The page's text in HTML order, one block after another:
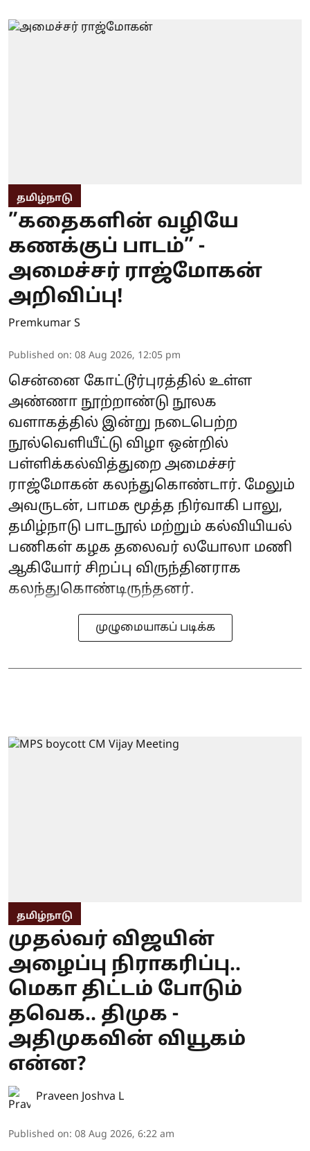
தமிழ்நாடு
”கதைகளின் வழியே
கணக்குப் பாடம்” -
அமைச்சர் ராஜ்மோகன்
அறிவிப்பு!
Premkumar S
Published on: 08 Aug 2026, 12:05 pm
சென்னை கோட்டூர்புரத்தில் உள்ள
அண்ணா நூற்றாண்டு நூலக
வளாகத்தில் இன்று நடைபெற்ற
நூல்வெளியீட்டு விழா ஒன்றில்
பள்ளிக்கல்வித்துறை அமைச்சர்
ராஜ்மோகன் கலந்துகொண்டார். மேலும்
அவருடன், பாமக மூத்த நிர்வாகி பாலு,
தமிழ்நாடு பாடநூல் மற்றும் கல்வியியல்
பணிகள் கழக தலைவர் லயோலா மணி
ஆகியோர் சிறப்பு விருந்தினராக
கலந்துகொண்டிருந்தனர்.
முழுமையாகப் படிக்க
தமிழ்நாடு
முதல்வர் விஜயின்
அழைப்பு நிராகரிப்பு..
மெகா திட்டம் போடும்
தவெக.. திமுக -
அதிமுகவின் வியூகம்
என்ன?
Praveen Joshva L
Published on: 08 Aug 2026, 6:22 am